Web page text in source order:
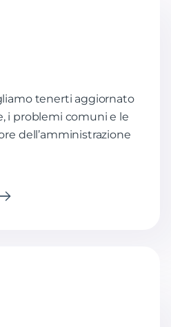
tenerti aggiornato
i problemi comuni e le
dell’amministrazione